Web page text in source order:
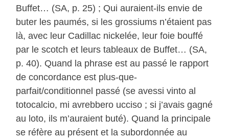
Buffet… (SA, p. 25) ; Qui auraient-ils envie de
buter les paumés, si les grossiums n’étaient pas
là, avec leur Cadillac nickelée, leur foie bouffé
par le scotch et leurs tableaux de Buffet… (SA,
p. 40). Quand la phrase est au passé le rapport
de concordance est plus-que-
parfait/conditionnel passé (se avessi vinto al
totocalcio, mi avrebbero ucciso ; si j’avais gagné
au loto, ils m’auraient buté). Quand la principale
se réfère au présent et la subordonnée au